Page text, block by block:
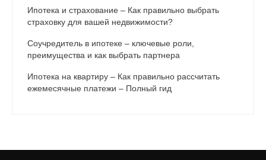
Ипотека и страхование – Как правильно выбрать
страховку для вашей недвижимости?
Соучредитель в ипотеке – ключевые роли,
преимущества и как выбрать партнера
Ипотека на квартиру – Как правильно рассчитать
ежемесячные платежи – Полный гид